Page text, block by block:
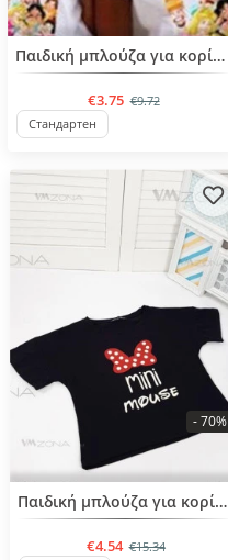
BESTSELLERΠαιδική μπλούζα για κορίτσια από 4 έως 6 ετών
€3.75 €9.72
Стандартен
BESTSELLERΠαιδική μπλούζα για κορίτσια από 4 έως 6 ετών
€4.54 €15.34
- 70%